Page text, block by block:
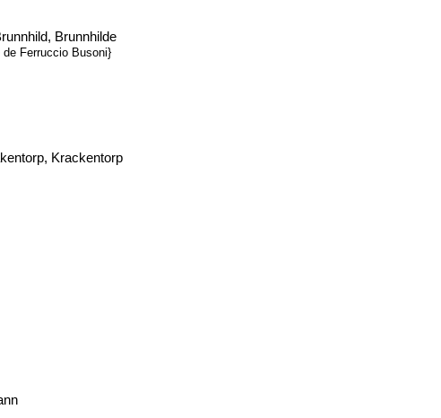
Brunnhilde
Ferruccio Busoni}
Krackentorp